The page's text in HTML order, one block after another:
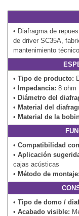
• Diafragma de
de driver SC35A,
mantenimiento
• Tipo de producto:
•
Impedancia: 8 ohm
• Diámetro del
• Material del
• Material de la
• Compatibilidad
• Aplicación
cajas acústicas
• Método de montaje:
• Tipo de domo /
• Acabado visible: